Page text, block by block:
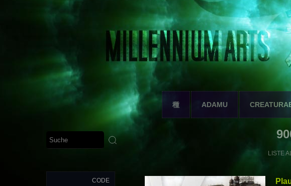
種 ADAMU
CODE
LISTE